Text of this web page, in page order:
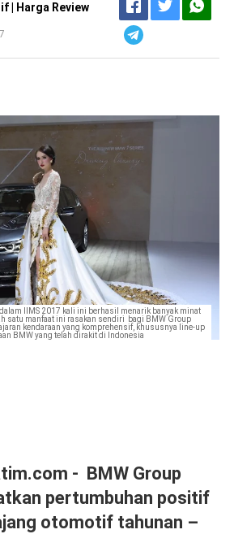
| Harga Review
IIMS 2017 kali ini berhasil menarik banyak minat
satu manfaat ini rasakan sendiri bagi BMW Group
kendaraan yang komprehensif, khususnya line-up
BMW yang telah dirakit di Indonesia
- BMW Group
pertumbuhan positif
otomotif tahunan –